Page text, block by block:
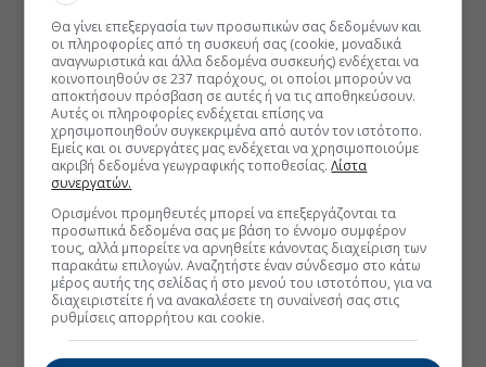
Θα γίνει επεξεργασία των προσωπικών σας δεδομένων και
οι πληροφορίες από τη συσκευή σας (cookie, μοναδικά
αναγνωριστικά και άλλα δεδομένα συσκευής) ενδέχεται να
κοινοποιηθούν σε 237 παρόχους, οι οποίοι μπορούν να
αποκτήσουν πρόσβαση σε αυτές ή να τις αποθηκεύσουν.
Αυτές οι πληροφορίες ενδέχεται επίσης να
χρησιμοποιηθούν συγκεκριμένα από αυτόν τον ιστότοπο.
Εμείς και οι συνεργάτες μας ενδέχεται να χρησιμοποιούμε
ακριβή δεδομένα γεωγραφικής τοποθεσίας.Λίστα
συνεργατών.
Ορισμένοι προμηθευτές μπορεί να επεξεργάζονται τα
προσωπικά δεδομένα σας με βάση το έννομο συμφέρον
τους, αλλά μπορείτε να αρνηθείτε κάνοντας διαχείριση των
παρακάτω επιλογών. Αναζητήστε έναν σύνδεσμο στο κάτω
μέρος αυτής της σελίδας ή στο μενού του ιστοτόπου, για να
διαχειριστείτε ή να ανακαλέσετε τη συναίνεσή σας στις
ρυθμίσεις απορρήτου και cookie.